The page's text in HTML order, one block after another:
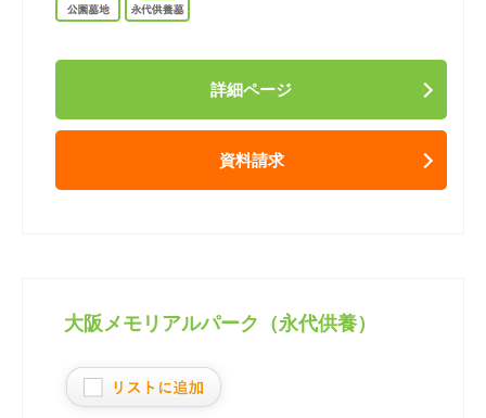
詳細ページ
資料請求
大阪メモリアルパーク（永代供養）